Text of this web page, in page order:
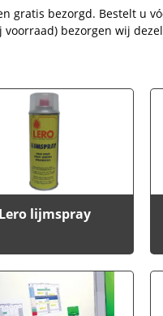
gratis bezorgd. Bestelt u
bezorgen wij
Lero lijmspray